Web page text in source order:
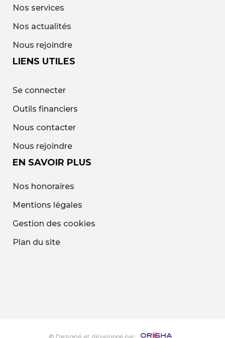
Nos services
Nos actualités
Nous rejoindre
LIENS UTILES
Se connecter
Outils financiers
Nous contacter
Nous rejoindre
EN SAVOIR PLUS
Nos honoraires
Mentions légales
Gestion des cookies
Plan du site
© Designé et développé par